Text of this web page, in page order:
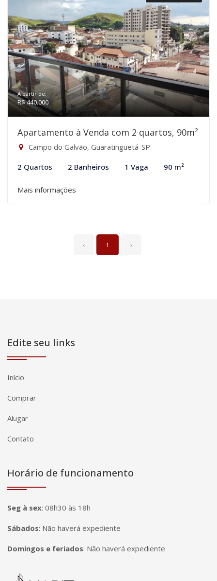
A partir de:
R$ 440.000
Apartamento à Venda com 2 quartos, 90m²
Campo do Galvão, Guaratinguetá-SP
2 Quartos 2 Banheiros 1 Vaga 90 m²
Mais informações
‹ 1 ›
Edite seu links
Início
Comprar
Alugar
Contato
Horário de funcionamento
Seg à sex: 08h30 às 18h
Sábados: Não haverá expediente
Domingos e feriados: Não haverá expediente
Página inicial